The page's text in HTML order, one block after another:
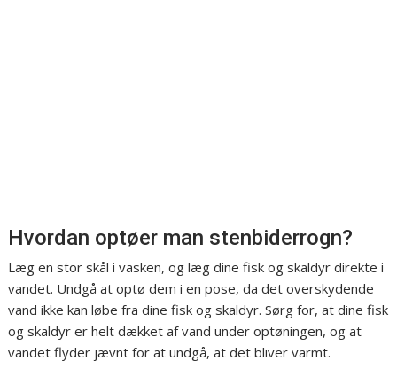
Hvordan optøer man stenbiderrogn?
Læg en stor skål i vasken, og læg dine fisk og skaldyr direkte i
vandet. Undgå at optø dem i en pose, da det overskydende
vand ikke kan løbe fra dine fisk og skaldyr. Sørg for, at dine fisk
og skaldyr er helt dækket af vand under optøningen, og at
vandet flyder jævnt for at undgå, at det bliver varmt.